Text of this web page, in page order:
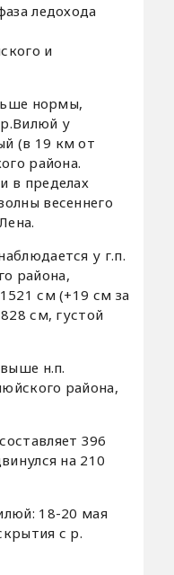
ледохода
и
нормы,
у
(в 19 км от
района.
в пределах
весеннего
у г.п.
района,
см (+19 см за
см, густой
н.п.
района,
396
на 210
18-20 мая
с р.